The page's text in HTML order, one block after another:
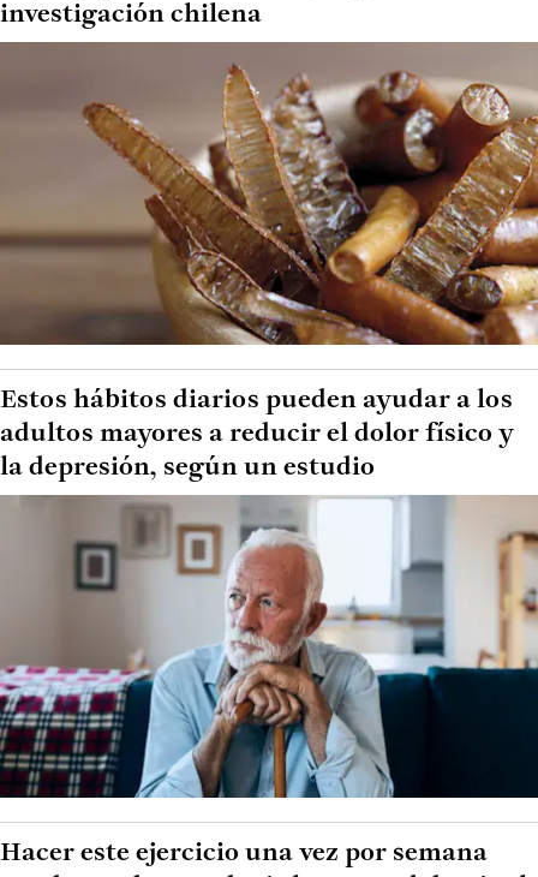
investigación chilena
Estos hábitos diarios pueden ayudar a los
adultos mayores a reducir el dolor físico y
la depresión, según un estudio
Hacer este ejercicio una vez por semana